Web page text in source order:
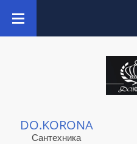
DO.KORONA
Сантехника